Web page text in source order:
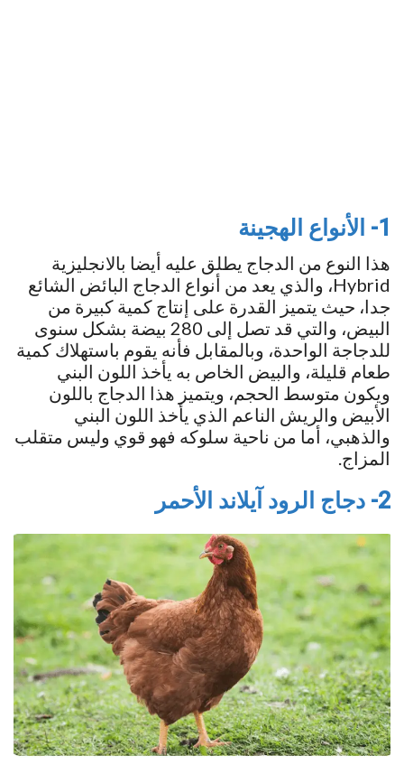
1- الأنواع الهجينة
هذا النوع من الدجاج يطلق عليه أيضا بالانجليزية
Hybrid، والذي يعد من أنواع الدجاج البائض الشائع
جدا، حيث يتميز القدرة على إنتاج كمية كبيرة من
البيض، والتي قد تصل إلى 280 بيضة بشكل سنوى
للدجاجة الواحدة، وبالمقابل فأنه يقوم باستهلاك كمية
طعام قليلة، والبيض الخاص به يأخذ اللون البني
ويكون متوسط الحجم، ويتميز هذا الدجاج باللون
الأبيض والريش الناعم الذي يأخذ اللون البني
والذهبي، أما من ناحية سلوكه فهو قوي وليس متقلب
المزاج.
2- دجاج الرود آيلاند الأحمر